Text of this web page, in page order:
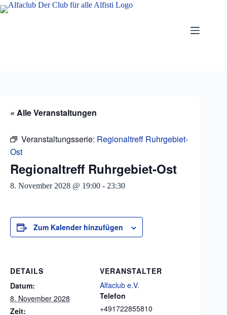
Zum
Inhalt
« Alle Veranstaltungen
Veranstaltungsserie: Regionaltreff Ruhrgebiet-
Ost
Regionaltreff Ruhrgebiet-Ost
8. November 2028 @ 19:00 - 23:30
Zum Kalender hinzufügen
DETAILS
Datum:
8. November 2028
Zeit:
VERANSTALTER
Alfaclub e.V.
Telefon
+491722855810